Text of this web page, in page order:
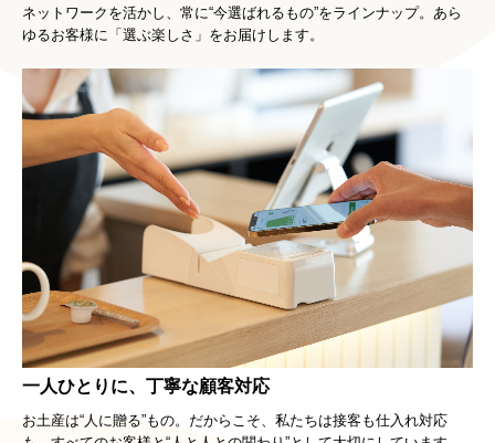
ネットワークを活かし、常に“今選ばれるもの”をラインナップ。あら
ゆるお客様に「選ぶ楽しさ」をお届けします。
一人ひとりに、丁寧な顧客対応
お土産は“人に贈る”もの。だからこそ、私たちは接客も仕入れ対応